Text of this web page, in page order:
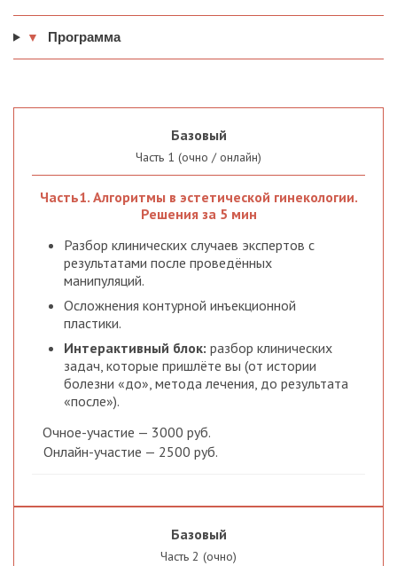
▼ Программа
Базовый
Часть 1 (очно / онлайн)
Часть1. Алгоритмы в эстетической гинекологии.
Решения за 5 мин
Разбор клинических случаев экспертов с
результатами после проведённых
манипуляций.
Осложнения контурной инъекционной
пластики.
Интерактивный блок: разбор клинических
задач, которые пришлёте вы (от истории
болезни «до», метода лечения, до результата
«после»).
Очное-участие — 3000 руб.
Онлайн-участие — 2500 руб.
Базовый
Часть 2 (очно)